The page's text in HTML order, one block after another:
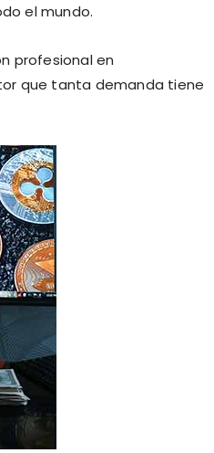
el mundo.
profesional en
que tanta demanda tiene